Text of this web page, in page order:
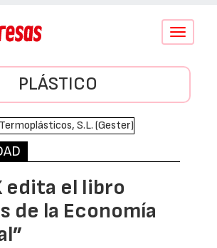
Conmutar
PLÁSTICO
edita el libro
de la Economía